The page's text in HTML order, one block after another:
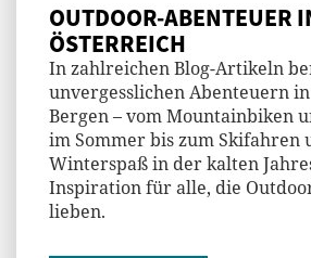
OUTDOOR-ABENTEUER
ÖSTERREICH
In zahlreichen Blog-Artikeln
unvergesslichen Abenteuern
Bergen – vom Mountainbiken
im Sommer bis zum Skifahren
Winterspaß in der kalten
Inspiration für alle, die
lieben.